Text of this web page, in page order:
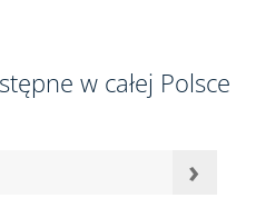
w całej Polsce
›